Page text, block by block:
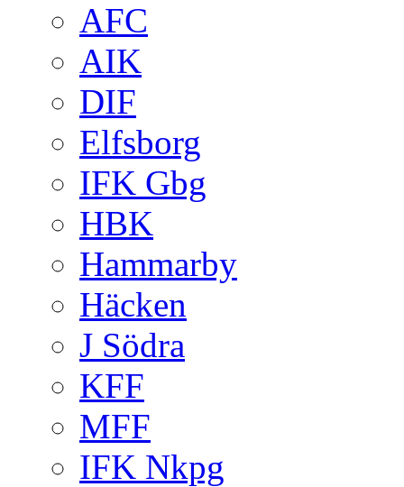
AFC
AIK
DIF
Elfsborg
IFK Gbg
HBK
Hammarby
Häcken
J Södra
KFF
MFF
IFK Nkpg